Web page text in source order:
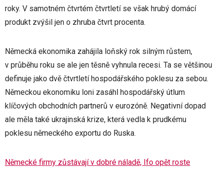
roky. V samotném čtvrtém čtvrtletí se však hrubý domácí
produkt zvýšil jen o zhruba čtvrt procenta.
Německá ekonomika zahájila loňský rok silným růstem,
v průběhu roku se ale jen těsně vyhnula recesi. Ta se většinou
definuje jako dvě čtvrtletí hospodářského poklesu za sebou.
Německou ekonomiku loni zasáhl hospodářský útlum
klíčových obchodních partnerů v eurozóně. Negativní dopad
ale měla také ukrajinská krize, která vedla k prudkému
poklesu německého exportu do Ruska.
Německé firmy zůstávají v dobré náladě, Ifo opět roste